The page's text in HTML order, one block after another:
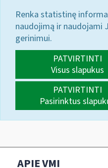
Renka statistinę
naudojimą ir naudojami
gerinimui.
PATVIRTINTI
Visus slapukus
PATVIRTINTI
Pasirinktus
APIE VMI